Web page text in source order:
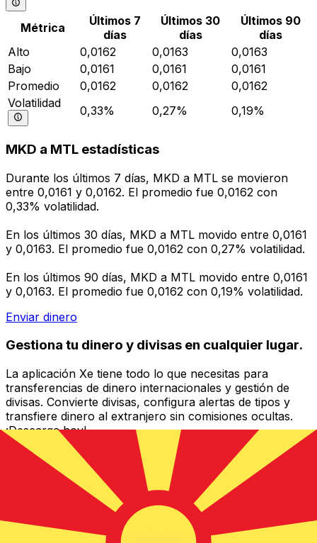
Métrica
Últimos 7
días
Últimos 30
días
Últimos 90
días
Alto
0,0162 0,0163
0,0163
Bajo
0,0161 0,0161
0,0161
Promedio
0,0162 0,0162
0,0162
Volatilidad
0,33% 0,27% 0,19%
MKD a MTL estadísticas
Durante los últimos 7 días, MKD a MTL se movieron
entre 0,0161 y 0,0162. El promedio fue 0,0162 con
0,33% volatilidad.
En los últimos 30 días, MKD a MTL movido entre 0,0161
y 0,0163. El promedio fue 0,0162 con 0,27% volatilidad.
En los últimos 90 días, MKD a MTL movido entre 0,0161
y 0,0163. El promedio fue 0,0162 con 0,19% volatilidad.
Enviar dinero
Gestiona tu dinero y divisas en cualquier lugar.
La aplicación Xe tiene todo lo que necesitas para
transferencias de dinero internacionales y gestión de
divisas. Convierte divisas, configura alertas de tipos y
transfiere dinero al extranjero sin comisiones ocultas.
¡Descarga hoy!